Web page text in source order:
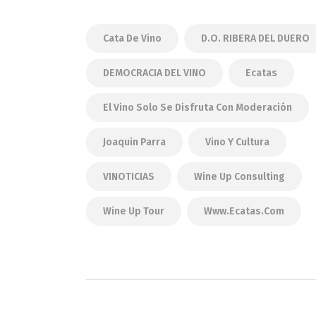
Cata De Vino D.O. RIBERA DEL DUERO
DEMOCRACIA DEL VINO Ecatas
El Vino Solo Se Disfruta Con Moderación
Joaquin Parra Vino Y Cultura
VINOTICIAS Wine Up Consulting
Wine Up Tour Www.ecatas.com